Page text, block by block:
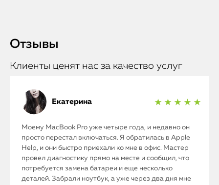
Отзывы
Клиенты ценят нас за качество услуг
Екатерина ★ ★ ★ ★ ★
Моему MacBook Pro уже четыре года, и недавно он
просто перестал включаться. Я обратилась в Apple
Help, и они быстро приехали ко мне в офис. Мастер
провел диагностику прямо на месте и сообщил, что
потребуется замена батареи и еще несколько
деталей. Забрали ноутбук, а уже через два дня мне